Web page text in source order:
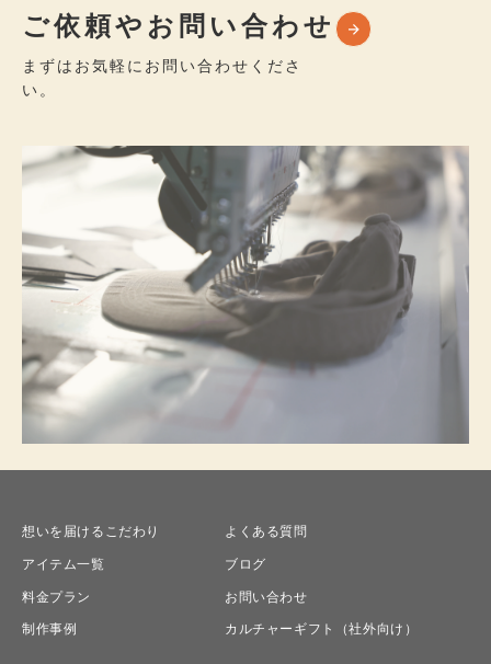
ご依頼やお問い合わせ
まずはお気軽にお問い合わせくださ
い。
想いを届けるこだわり
アイテム一覧
料金プラン
制作事例
よくある質問
ブログ
お問い合わせ
カルチャーギフト（社外向け）